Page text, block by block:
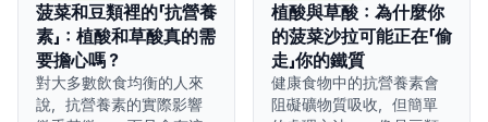
GLP-1 感知行為指導,作為
第四代評估+指導模型 ──
相較於 MyFitnessPal(追
蹤)、Noom(CBT 指導)與
Simple.Life(AI 斷食)。
菠菜和豆類裡的「抗營養
素」：植酸和草酸真的需
要擔心嗎？
對大多數飲食均衡的人來
說，抗營養素的實際影響
植酸與草酸：為什麼你
的菠菜沙拉可能正在「偷
走」你的鐵質
健康食物中的抗營養素會
阻礙礦物質吸收，但簡單